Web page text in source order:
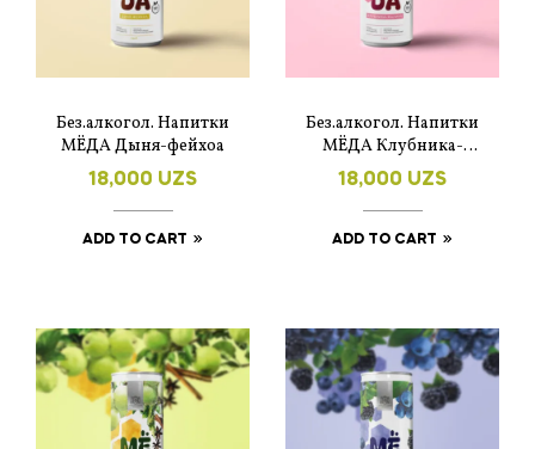
Без.алкогол. Напитки
МЁДА Дыня-фейхоа
18,000 UZS
ADD TO CART
Без.алкогол. Напитки
МЁДА Клубника-
малина
18,000 UZS
ADD TO CART